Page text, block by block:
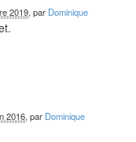
2019, par Dominique
2016, par Dominique